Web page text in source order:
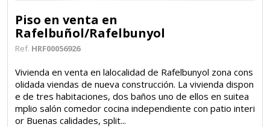
Piso en venta en
Rafelbuñol/Rafelbunyol
Ref. HRF00056926
Vivienda en venta en lalocalidad de Rafelbunyol zona cons
olidada viendas de nueva construcción. La vivienda dispon
e de tres habitaciones, dos baños uno de ellos en suitea
mplio salón comedor cocina independiente con patio interi
or Buenas calidades, split...